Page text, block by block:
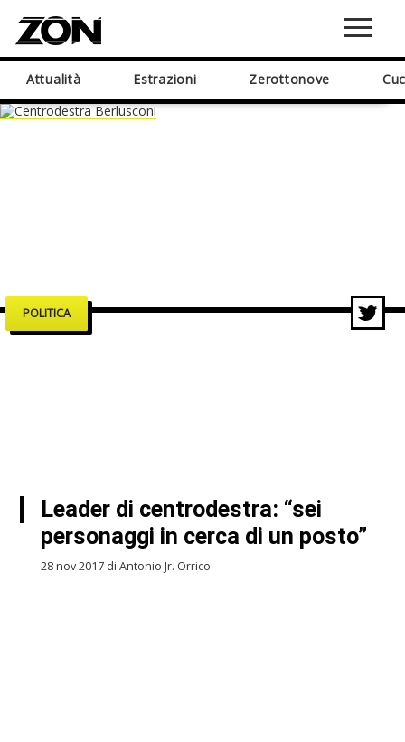
Attualità Estrazioni Zerottonove
POLITICA
Leader di centrodestra: “sei
personaggi in cerca di un posto”
28 nov 2017 di Antonio Jr. Orrico